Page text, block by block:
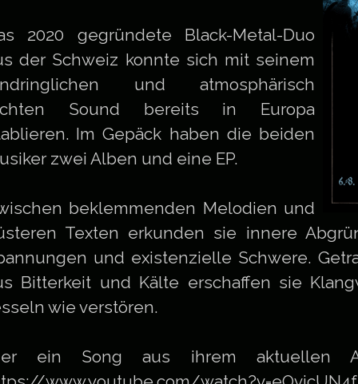
2020 gegründete Black-Metal-Duo
der Schweiz konnte sich mit seinem
und atmosphärisch
Sound bereits in Europa
Im Gepäck haben die beiden
zwei Alben und eine EP.
beklemmenden Melodien und
Texten erkunden sie innere
und existenzielle Schwere.
Bitterkeit und Kälte erschaffen sie
wie verstören.
ein Song aus ihrem aktuellen